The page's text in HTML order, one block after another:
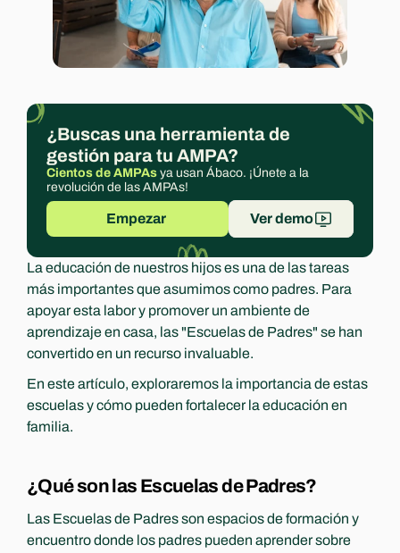
¿Buscas una herramienta de
gestión para tu AMPA?
Cientos de AMPAs ya usan Ábaco. ¡Únete a la
revolución de las AMPAs!
Empezar Ver demo
La educación de nuestros hijos es una de las tareas
más importantes que asumimos como padres. Para
apoyar esta labor y promover un ambiente de
aprendizaje en casa, las "Escuelas de Padres" se han
convertido en un recurso invaluable.
En este artículo, exploraremos la importancia de estas
escuelas y cómo pueden fortalecer la educación en
familia.
¿Qué son las Escuelas de Padres?
Las Escuelas de Padres son espacios de formación y
encuentro donde los padres pueden aprender sobre